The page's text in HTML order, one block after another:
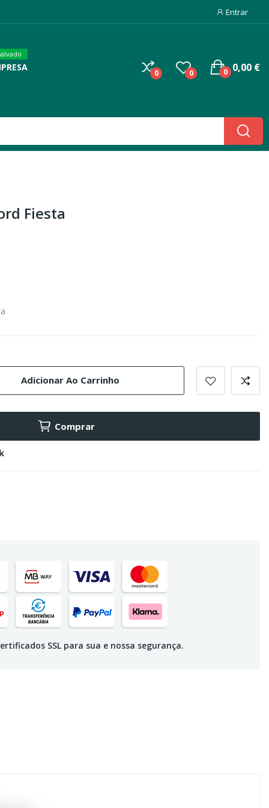
Entrar
0 0 0,00 €
0
Fiesta
Adicionar Ao Carrinho
Comprar
SSL para sua e nossa segurança.